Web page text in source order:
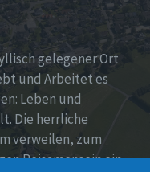
gelegener Ort
und Arbeitet es
Leben und
Die herrliche
verweilen, zum
Beisamensein ein.